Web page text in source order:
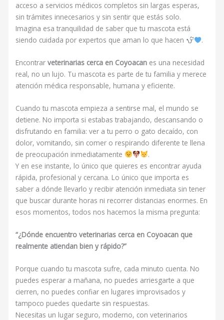
acceso a servicios médicos completos sin largas esperas,
sin trámites innecesarios y sin sentir que estás solo.
Imagina esa tranquilidad de saber que tu mascota está
siendo cuidada por expertos que aman lo que hacen
.
Encontrarveterinarias cerca en Coyoacan es una necesidad
real, no un lujo. Tu mascota es parte de tu familia y merece
atención médica responsable, humana y eficiente.
Cuando tu mascota empieza a sentirse mal, el mundo se
detiene. No importa si estabas trabajando, descansando o
disfrutando en familia: ver a tu perro o gato decaído, con
dolor, vomitando, sin comer o respirando diferente te llena
de preocupación inmediatamente
.
Y en ese instante, lo único que quieres es encontrar ayuda
rápida, profesional y cercana. Lo único que importa es
saber a dónde llevarlo y recibir atención inmediata sin tener
que buscar durante horas ni recorrer distancias enormes. En
esos momentos, todos nos hacemos la misma pregunta:
“¿Dónde encuentro veterinarias cerca en Coyoacan que
realmente atiendan bien y rápido?”
Porque cuando tu mascota sufre, cada minuto cuenta. No
puedes esperar a mañana, no puedes arriesgarte a que
cierren, no puedes confiar en lugares improvisados y
tampoco puedes quedarte sin respuestas.
Necesitas un lugar seguro, moderno, con veterinarios